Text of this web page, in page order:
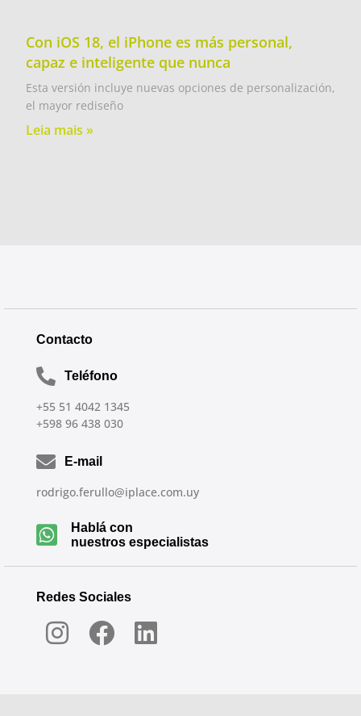
Con iOS 18, el iPhone es más personal,
capaz e inteligente que nunca
Esta versión incluye nuevas opciones de personalización,
el mayor rediseño
Leia mais »
Contacto
Teléfono
+55 51 4042 1345
+598 96 438 030
E-mail
rodrigo.ferullo@iplace.com.uy
Hablá con
nuestros especialistas
Redes Sociales